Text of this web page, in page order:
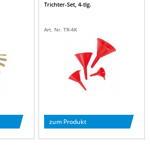
Trichter-Set, 4-tlg.
Art. Nr. TR-4K
zum Produkt